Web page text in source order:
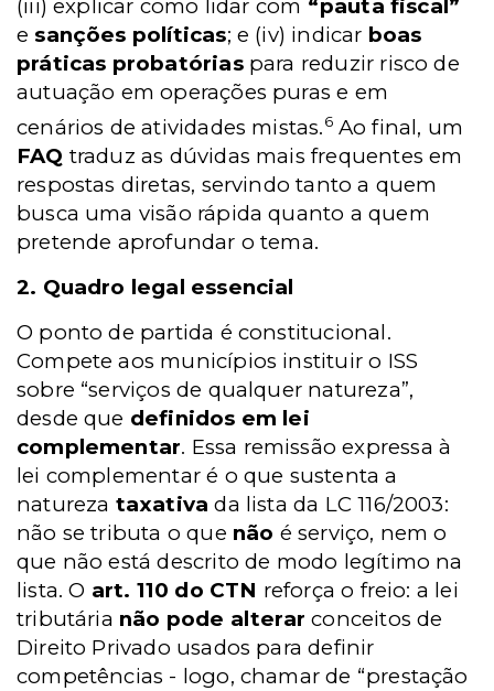
(iii) explicar como lidar com “pauta fiscal”
e sanções políticas; e (iv) indicar boas
práticas probatóriaspara reduzir risco de
autuação em operações puras e em
cenários de atividades mistas.6Ao final, um
FAQ traduz as dúvidas mais frequentes em
respostas diretas, servindo tanto a quem
busca uma visão rápida quanto a quem
pretende aprofundar o tema.
2. Quadro legal essencial
O ponto de partida é constitucional.
Compete aos municípios instituir o ISS
sobre “serviços de qualquer natureza”,
desde que definidos em lei
complementar. Essa remissão expressa à
lei complementar é o que sustenta a
natureza taxativa da lista da LC 116/2003:
não se tributa o que não é serviço, nem o
que não está descrito de modo legítimo na
lista. O art. 110 do CTN reforça o freio: a lei
tributária não pode alterar conceitos de
Direito Privado usados para definir
competências - logo, chamar de “prestação